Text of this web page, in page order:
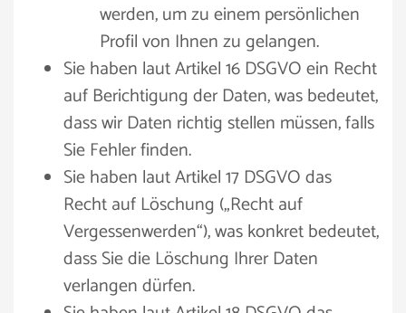
werden, um zu einem persönlichen
Profil von Ihnen zu gelangen.
Sie haben laut Artikel 16 DSGVO ein Recht
auf Berichtigung der Daten, was bedeutet,
dass wir Daten richtig stellen müssen, falls
Sie Fehler finden.
Sie haben laut Artikel 17 DSGVO das
Recht auf Löschung („Recht auf
Vergessenwerden“), was konkret bedeutet,
dass Sie die Löschung Ihrer Daten
verlangen dürfen.